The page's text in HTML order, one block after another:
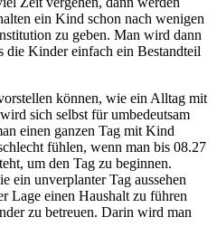
ein Kind schon nach wenigen
zu geben. Man wird dann
die Kinder einfach ein Bestandteil
können, wie ein Alltag mit
sich selbst für umbedeutsam
einen ganzen Tag mit Kind
fühlen, wenn man bis 08.27
um den Tag zu beginnen.
ein unverplanter Tag aussehen
Lage einen Haushalt zu führen
zu betreuen. Darin wird man